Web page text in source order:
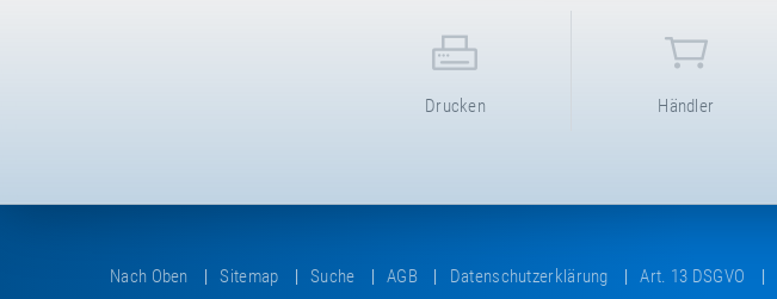
Drucken Händler
Nach Oben Sitemap Suche AGB Datenschutzerklärung Art. 13 DSGVO